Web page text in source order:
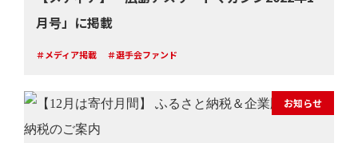
月号」に掲載
＃メディア掲載 ＃選手会ファンド
お知らせ